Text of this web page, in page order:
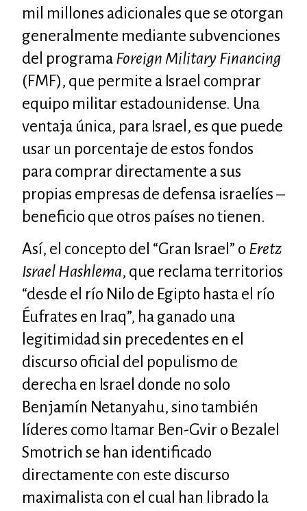
mil millones adicionales que se otorgan
generalmente mediante subvenciones
del programa Foreign Military Financing
(FMF), que permite a Israel comprar
equipo militar estadounidense. Una
ventaja única, para Israel, es que puede
usar un porcentaje de estos fondos
para comprar directamente a sus
propias empresas de defensa israelíes –
beneficio que otros países no tienen.
Así, el concepto del “Gran Israel” o Eretz
Israel Hashlema, que reclama territorios
“desde el río Nilo de Egipto hasta el río
Éufrates en Iraq”, ha ganado una
legitimidad sin precedentes en el
discurso oficial del populismo de
derecha en Israel donde no solo
Benjamín Netanyahu, sino también
líderes como Itamar Ben-Gvir o Bezalel
Smotrich se han identificado
directamente con este discurso
maximalista con el cual han librado la